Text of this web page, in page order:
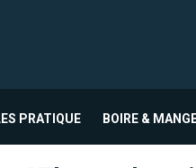
PRATIQUE BOIRE &